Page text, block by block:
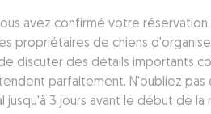
avez confirmé votre
propriétaires de chiens
discuter des détails importants
parfaitement. N'oubliez
3 jours avant le début de la